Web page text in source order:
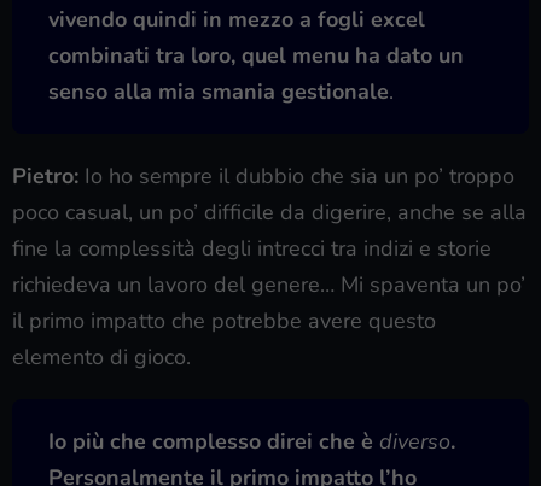
vivendo quindi in mezzo a fogli excel
combinati tra loro, quel menu ha dato un
senso alla mia smania gestionale.
Pietro: Io ho sempre il dubbio che sia un po’ troppo
poco casual, un po’ difficile da digerire, anche se alla
fine la complessità degli intrecci tra indizi e storie
richiedeva un lavoro del genere… Mi spaventa un po’
il primo impatto che potrebbe avere questo
elemento di gioco.
Io più che complesso direi che è diverso.
Personalmente il primo impatto l’ho